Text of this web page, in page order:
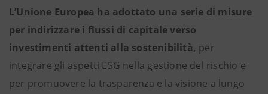
L’Unione Europea ha adottato una serie di misure
per indirizzare i flussi di capitale verso
investimenti attenti alla sostenibilità, per
integrare gli aspetti ESG nella gestione del rischio e
per promuovere la trasparenza e la visione a lungo